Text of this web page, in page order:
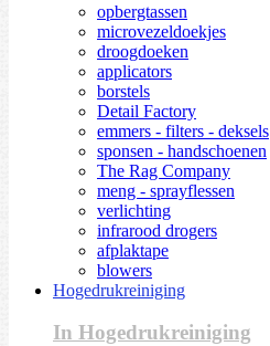
opbergtassen
microvezeldoekjes
droogdoeken
applicators
borstels
Detail Factory
emmers - filters - deksels
sponsen - handschoenen
The Rag Company
meng - sprayflessen
verlichting
infrarood drogers
afplaktape
blowers
Hogedrukreiniging
In Hogedrukreiniging